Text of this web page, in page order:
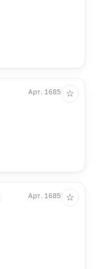
Арт. 16851.40
☆
Арт. 16852.14
☆